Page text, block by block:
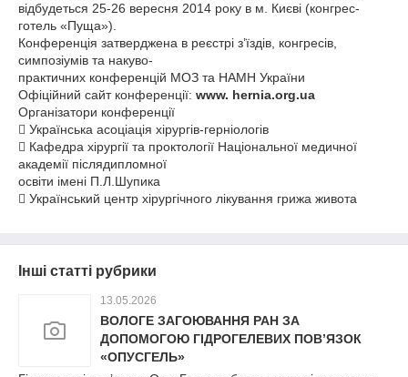
відбудеться 25-26 вересня 2014 року в м. Києві (конгрес-
готель «Пуща»).
Конференція затверджена в реєстрі з’їздів, конгресів,
симпозіумів та накуво-
практичних конференцій МОЗ та НАМН України
Офіційний сайт конференції: www. hernia.org.ua
Організатори конференції
 Українська асоціація хірургів-герніологів
 Кафедра хірургії та проктології Національної медичної
академії післядипломної
освіти імені П.Л.Шупика
 Український центр хірургічного лікування грижа живота
Інші статті рубрики
13.05.2026
ВОЛОГЕ ЗАГОЮВАННЯ РАН ЗА
ДОПОМОГОЮ ГІДРОГЕЛЕВИХ ПОВ’ЯЗОК
«ОПУСГЕЛЬ»